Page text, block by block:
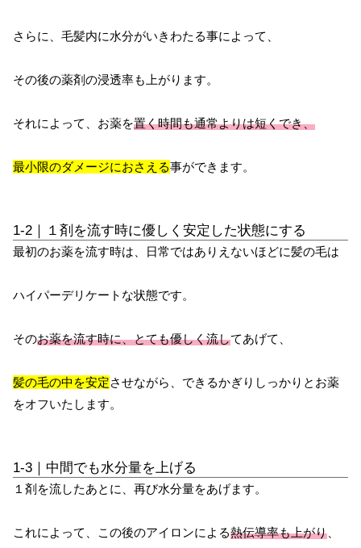
さらに、毛髪内に水分がいきわたる事によって、
その後の薬剤の浸透率も上がります。
それによって、お薬を置く時間も通常よりは短くでき、
最小限のダメージにおさえる事ができます。
1-2｜１剤を流す時に優しく安定した状態にする
最初のお薬を流す時は、日常ではありえないほどに髪の毛は
ハイパーデリケートな状態です。
そのお薬を流す時に、とても優しく流してあげて、
髪の毛の中を安定させながら、できるかぎりしっかりとお薬
をオフいたします。
1-3｜中間でも水分量を上げる
１剤を流したあとに、再び水分量をあげます。
これによって、この後のアイロンによる熱伝導率も上がり